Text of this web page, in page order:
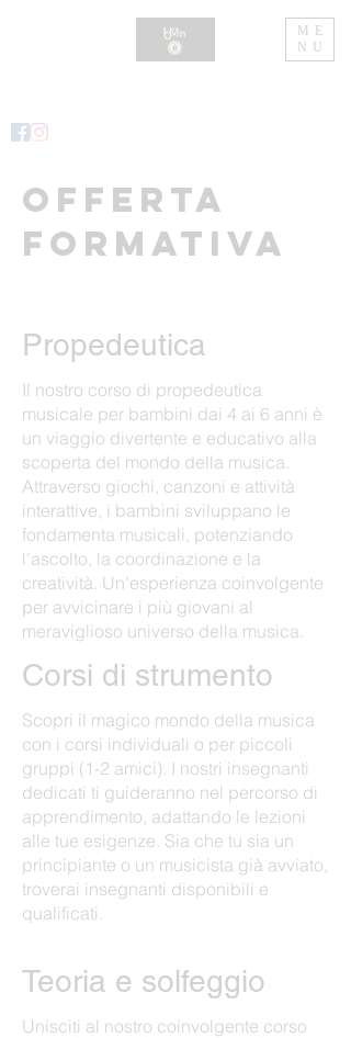
ME
NU
OFFERTA
FORMATIVA
Propedeutica
Il nostro corso di propedeutica
musicale per bambini dai 4 ai 6 anni è
un viaggio divertente e educativo alla
scoperta del mondo della musica.
Attraverso giochi, canzoni e attività
interattive, i bambini sviluppano le
fondamenta musicali, potenziando
l'ascolto, la coordinazione e la
creatività. Un'esperienza coinvolgente
per avvicinare i più giovani al
meraviglioso universo della musica.
Corsi di strumento
Scopri il magico mondo della musica
con i corsi individuali o per piccoli
gruppi (1-2 amici). I nostri insegnanti
dedicati ti guideranno nel percorso di
apprendimento, adattando le lezioni
alle tue esigenze. Sia che tu sia un
principiante o un musicista già avviato,
troverai insegnanti disponibili e
qualificati.
Teoria e solfeggio
Unisciti al nostro coinvolgente corso